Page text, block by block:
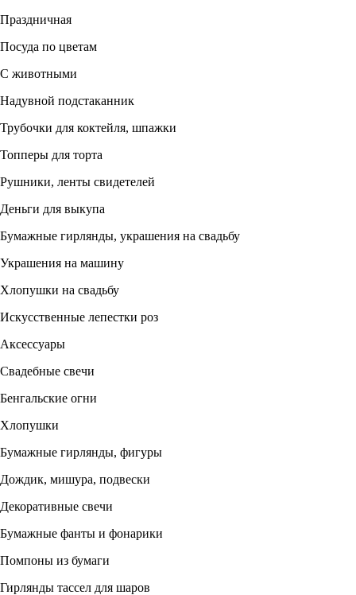
Праздничная
Посуда по цветам
С животными
Надувной подстаканник
Трубочки для коктейля, шпажки
Топперы для торта
Рушники, ленты свидетелей
Деньги для выкупа
Бумажные гирлянды, украшения на свадьбу
Украшения на машину
Хлопушки на свадьбу
Искусственные лепестки роз
Аксессуары
Свадебные свечи
Бенгальские огни
Хлопушки
Бумажные гирлянды, фигуры
Дождик, мишура, подвески
Декоративные свечи
Бумажные фанты и фонарики
Помпоны из бумаги
Гирлянды тассел для шаров